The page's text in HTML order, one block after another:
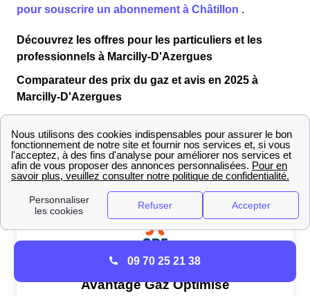
pour souscrire un abonnement à Châtillon .
Découvrez les offres pour les particuliers et les
professionnels à Marcilly-D'Azergues
Comparateur des prix du gaz et avis en 2025 à
Marcilly-D'Azergues
répondant à descritères spécifiques . Vous trouverez
dans le tableau suivant une sélection de deux offres
réalisée par nos experts.
09 70 25 21 38